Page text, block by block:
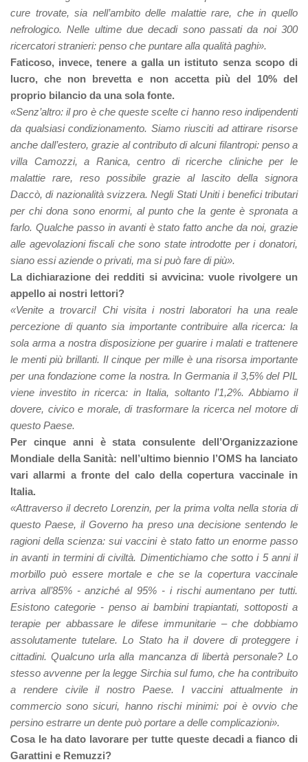
cure trovate, sia nell’ambito delle malattie rare, che in quello
nefrologico. Nelle ultime due decadi sono passati da noi 300
ricercatori stranieri: penso che puntare alla qualità paghi».
Faticoso, invece, tenere a galla un istituto senza scopo di
lucro, che non brevetta e non accetta più del 10% del
proprio bilancio da una sola fonte.
«Senz’altro: il pro è che queste scelte ci hanno reso indipendenti
da qualsiasi condizionamento. Siamo riusciti ad attirare risorse
anche dall’estero, grazie al contributo di alcuni filantropi: penso a
villa Camozzi, a Ranica, centro di ricerche cliniche per le
malattie rare, reso possibile grazie al lascito della signora
Daccò, di nazionalità svizzera. Negli Stati Uniti i benefici tributari
per chi dona sono enormi, al punto che la gente è spronata a
farlo. Qualche passo in avanti è stato fatto anche da noi, grazie
alle agevolazioni fiscali che sono state introdotte per i donatori,
siano essi aziende o privati, ma si può fare di più».
La dichiarazione dei redditi si avvicina: vuole rivolgere un
appello ai nostri lettori?
«Venite a trovarci! Chi visita i nostri laboratori ha una reale
percezione di quanto sia importante contribuire alla ricerca: la
sola arma a nostra disposizione per guarire i malati e trattenere
le menti più brillanti. Il cinque per mille è una risorsa importante
per una fondazione come la nostra. In Germania il 3,5% del PIL
viene investito in ricerca: in Italia, soltanto l’1,2%. Abbiamo il
dovere, civico e morale, di trasformare la ricerca nel motore di
questo Paese.
Per cinque anni è stata consulente dell’Organizzazione
Mondiale della Sanità: nell’ultimo biennio l’OMS ha lanciato
vari allarmi a fronte del calo della copertura vaccinale in
Italia.
«Attraverso il decreto Lorenzin, per la prima volta nella storia di
questo Paese, il Governo ha preso una decisione sentendo le
ragioni della scienza: sui vaccini è stato fatto un enorme passo
in avanti in termini di civiltà. Dimentichiamo che sotto i 5 anni il
morbillo può essere mortale e che se la copertura vaccinale
arriva all’85% - anziché al 95% - i rischi aumentano per tutti.
Esistono categorie - penso ai bambini trapiantati, sottoposti a
terapie per abbassare le difese immunitarie – che dobbiamo
assolutamente tutelare. Lo Stato ha il dovere di proteggere i
cittadini. Qualcuno urla alla mancanza di libertà personale? Lo
stesso avvenne per la legge Sirchia sul fumo, che ha contribuito
a rendere civile il nostro Paese. I vaccini attualmente in
commercio sono sicuri, hanno rischi minimi: poi è ovvio che
persino estrarre un dente può portare a delle complicazioni».
Cosa le ha dato lavorare per tutte queste decadi a fianco di
Garattini e Remuzzi?